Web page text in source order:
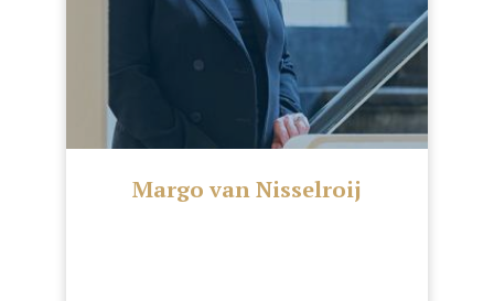
Margo van Nisselroij